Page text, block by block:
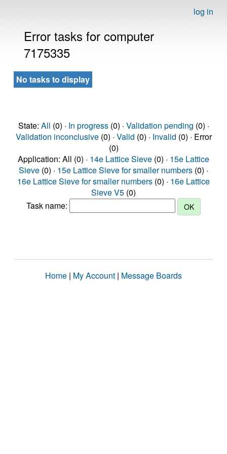
log in
Error tasks for computer
7175335
No tasks to display
State: All (0) · In progress(0) · Validation pending (0) ·
Validation inconclusive(0) · Valid (0) · Invalid (0) · Error
(0)
Application: All (0) · 14e Lattice Sieve (0) · 15e Lattice
Sieve (0) · 15e Lattice Sieve for smaller numbers (0) ·
16e Lattice Sieve for smaller numbers (0) · 16e Lattice
Sieve V5 (0)
Task name:
Home | My Account | Message Boards